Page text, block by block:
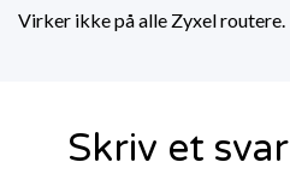
Virker ikke på alle Zyxel routere.
Skriv et svar